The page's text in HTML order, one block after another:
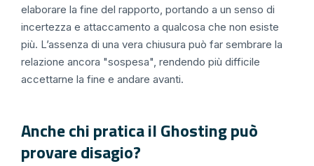
elaborare la fine del rapporto, portando a un senso di
incertezza e attaccamento a qualcosa che non esiste
più. L’assenza di una vera chiusura può far sembrare la
relazione ancora "sospesa", rendendo più difficile
accettarne la fine e andare avanti.
Anche chi pratica il Ghosting può
provare disagio?